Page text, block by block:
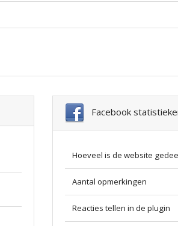
Facebook
Hoeveel is de website
Aantal opmerkingen
Reacties tellen in de plugin